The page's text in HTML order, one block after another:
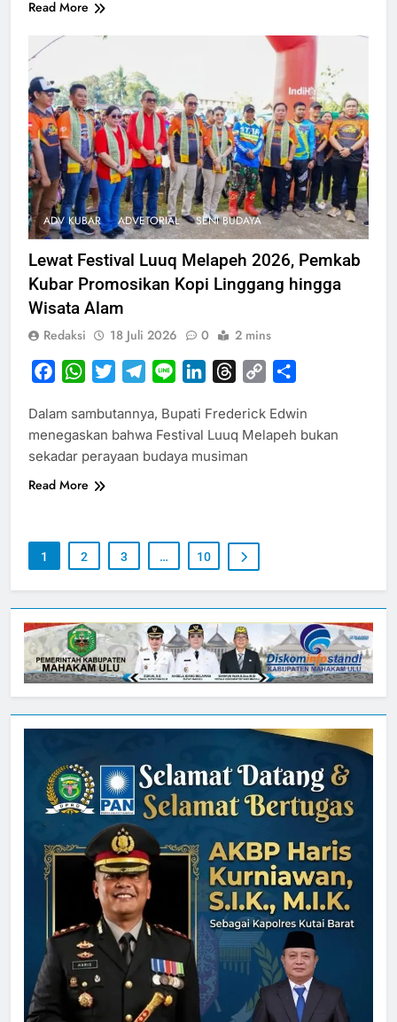
Read More
ADV KUBAR ADVETORIAL SENI BUDAYA
Lewat Festival Luuq Melapeh 2026, Pemkab
Kubar Promosikan Kopi Linggang hingga
Wisata Alam
Redaksi 18 Juli 2026 0 2 mins
FacebookWhatsApp
TwitterTelegram
Line LinkedInThreads
Copy
Dalam sambutannya, Bupati Frederick Edwin
menegaskan bahwa Festival Luuq Melapeh bukan
sekadar perayaan budaya musiman
Read More
1 2 3 … 10